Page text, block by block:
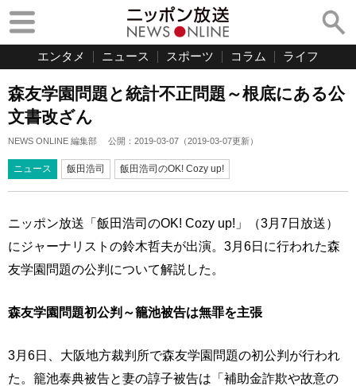
エンタメ ニュース スポーツ コラム ライフ
森友学園問題と統計不正問題～根底にある公
文書改ざん
NEWS ONLINE 編集部 公開： 2019-03-07 （2019-03-07更新）
ニュース 飯田浩司 飯田浩司のOK! Cozy up!
ニッポン放送「飯田浩司のOK! Cozy up!」（3月7日放送）
にジャーナリストの鈴木哲夫が出演。3月6日に行われた森
友学園問題の公判について解説した。
森友学園問題初公判～籠池被告は無罪を主張
3月6日、大阪地方裁判所で森友学園問題の初公判が行われ
た。籠池泰典被告と妻の諄子被告は「補助金詐欺や故意の